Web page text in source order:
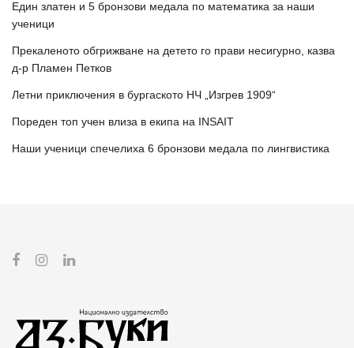
Един златен и 5 бронзови медала по математика за наши
ученици
Прекаленото обгрижване на детето го прави несигурно, казва
д-р Пламен Петков
Летни приключения в бургаското НЧ „Изгрев 1909“
Пореден топ учен влиза в екипа на INSAIT
Наши ученици спечелиха 6 бронзови медала по лингвистика